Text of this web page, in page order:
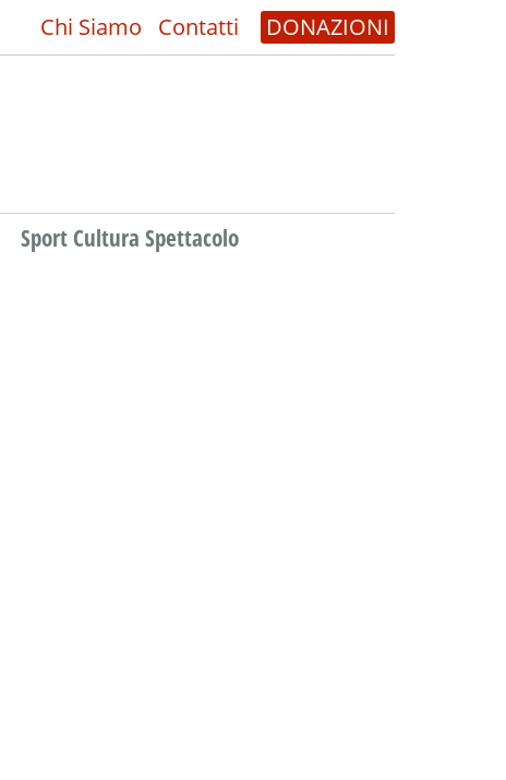
Chi Siamo Contatti DONAZIONI
Sport Cultura Spettacolo